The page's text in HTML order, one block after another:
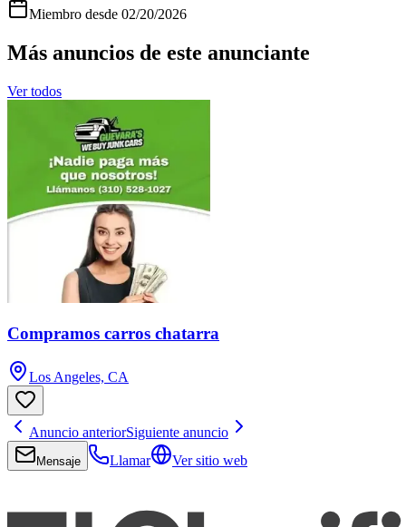
Miembro desde 02/20/2026
Más anuncios de este anunciante
Ver todos
Compramos carros chatarra
Los Angeles, CA
Anuncio anteriorSiguiente anuncio
Mensaje Llamar Ver sitio web